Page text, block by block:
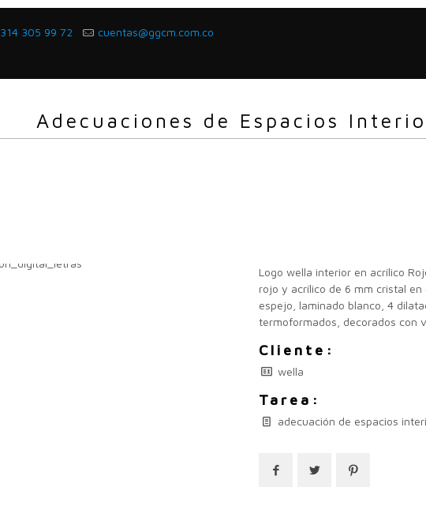
314 305 99 72 cuentas@ggcm.com.co
Adecuaciones de Espacios
Logo wella interior en acrílico
rojo y acrílico de 6 mm cristal
espejo, laminado blanco, 4
termoformados, decorados con
Cliente:
wella
Tarea:
adecuación de espacios